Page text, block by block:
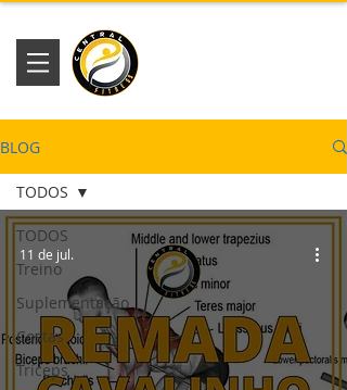
BLOG
TODOS
Treino
Suplementação
Costas
Tríceps
TODOS
11 de jul.